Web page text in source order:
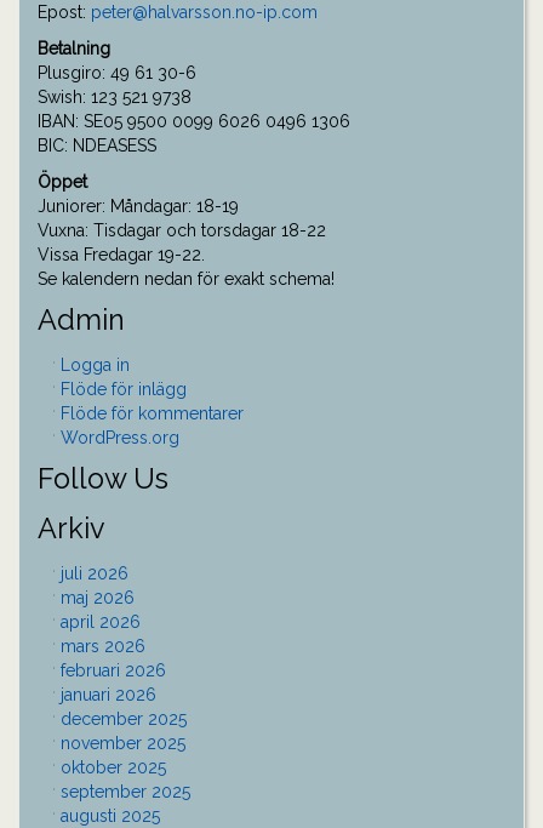
Epost: peter@halvarsson.no-ip.com
Betalning
Plusgiro: 49 61 30-6
Swish: 123 521 9738
IBAN: SE05 9500 0099 6026 0496 1306
BIC: NDEASESS
Öppet
Juniorer: Måndagar: 18-19
Vuxna: Tisdagar och torsdagar 18-22
Vissa Fredagar 19-22.
Se kalendern nedan för exakt schema!
Admin
Logga in
Flöde för inlägg
Flöde för kommentarer
WordPress.org
Follow Us
Arkiv
juli 2026
maj 2026
april 2026
mars 2026
februari 2026
januari 2026
december 2025
november 2025
oktober 2025
september 2025
augusti 2025